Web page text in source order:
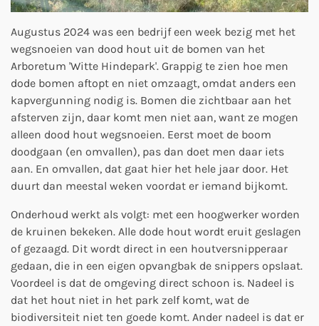
Augustus 2024 was een bedrijf een week bezig met het
wegsnoeien van dood hout uit de bomen van het
Arboretum 'Witte Hindepark'. Grappig te zien hoe men
dode bomen aftopt en niet omzaagt, omdat anders een
kapvergunning nodig is. Bomen die zichtbaar aan het
afsterven zijn, daar komt men niet aan, want ze mogen
alleen dood hout wegsnoeien. Eerst moet de boom
doodgaan (en omvallen), pas dan doet men daar iets
aan. En omvallen, dat gaat hier het hele jaar door. Het
duurt dan meestal weken voordat er iemand bijkomt.
Onderhoud werkt als volgt: met een hoogwerker worden
de kruinen bekeken. Alle dode hout wordt eruit geslagen
of gezaagd. Dit wordt direct in een houtversnipperaar
gedaan, die in een eigen opvangbak de snippers opslaat.
Voordeel is dat de omgeving direct schoon is. Nadeel is
dat het hout niet in het park zelf komt, wat de
biodiversiteit niet ten goede komt. Ander nadeel is dat er